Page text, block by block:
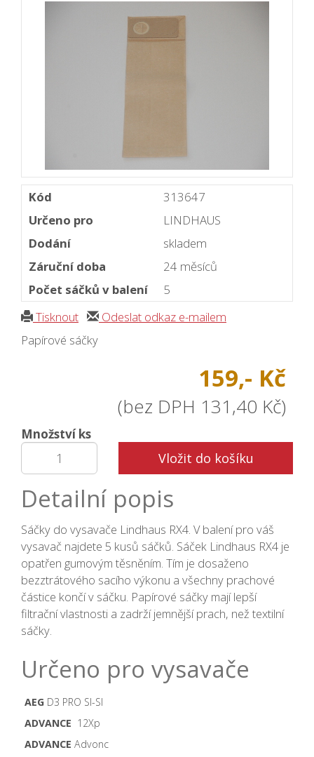
Kód
313647
Určeno pro
LINDHAUS
Dodání
skladem
Záruční doba
24 měsíců
Počet sáčků v balení
5
Tisknout
Odeslat odkaz e-mailem
Papírové sáčky
159,- Kč
(bez DPH 131,40 Kč)
Množství ks
Vložit do košíku
Detailní popis
Sáčky do vysavače Lindhaus RX4. V balení pro váš
vysavač najdete 5 kusů sáčků. Sáček Lindhaus RX4 je
opatřen gumovým těsněním. Tím je dosaženo
bezztrátového sacího výkonu a všechny prachové
částice končí v sáčku. Papírové sáčky mají lepší
filtrační vlastnosti a zadrží jemnější prach, než textilní
sáčky.
Určeno pro vysavače
AEG D3 PRO SI-SI
ADVANCE 12Xp
ADVANCE Advonc